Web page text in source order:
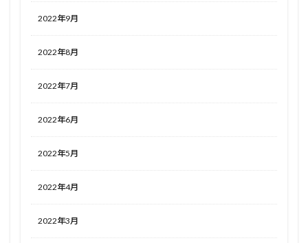
2022年9月
2022年8月
2022年7月
2022年6月
2022年5月
2022年4月
2022年3月